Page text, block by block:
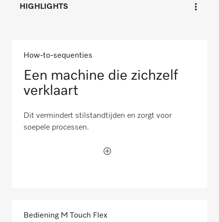
HIGHLIGHTS
How-to-sequenties
Een machine die zichzelf
verklaart
Dit vermindert stilstandtijden en zorgt voor
soepele processen.
Bediening M Touch Flex